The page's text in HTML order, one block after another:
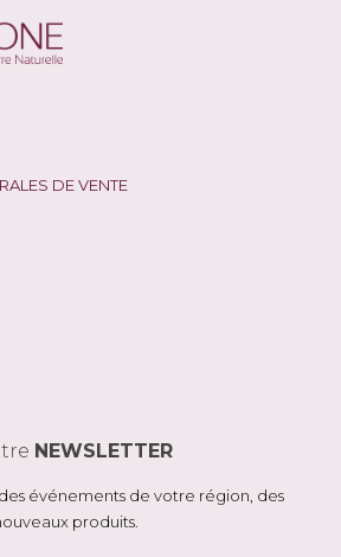
DE VENTE
NEWSLETTER
événements de votre région, des
produits.